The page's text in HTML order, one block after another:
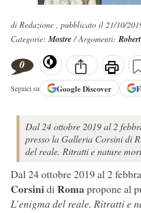
di Redazione , pubblicato il 21/10/
Categorie:Mostre/ Argomenti:
0
Seguici su GoogleDiscover
Dal 24 ottobre 2019 al 2
presso la Galleria Corsini di
del reale. Ritratti e nature
Dal 24 ottobre 2019 al 2
Corsinidi Romapropone al
L’enigma del reale. Ritratti e